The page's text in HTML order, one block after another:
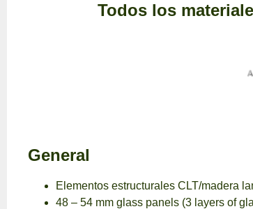
Todos los
General
Elementos estructurales CLT/madera
48 – 54 mm glass panels (3 layers of